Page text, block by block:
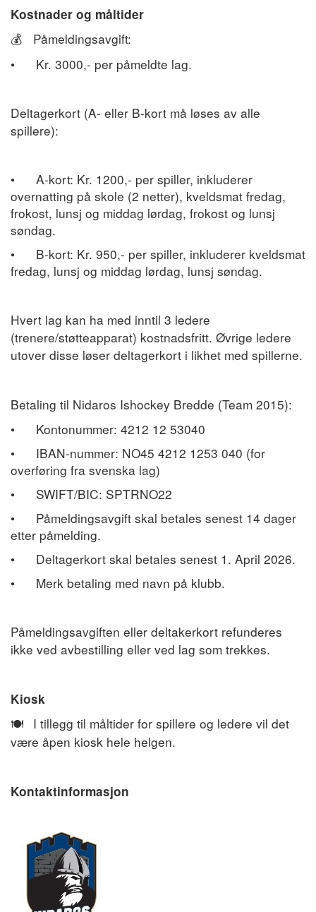
Kostnader og måltider
💰
Påmeldingsavgift:
•
Kr. 3000,- per påmeldte lag.
Deltagerkort (A- eller B-kort må løses av alle
spillere):
•
A-kort: Kr. 1200,- per spiller, inkluderer
overnatting på skole (2 netter), kveldsmat fredag,
frokost, lunsj og middag lørdag, frokost og lunsj
søndag.
•
B-kort: Kr. 950,- per spiller, inkluderer kveldsmat
fredag, lunsj og middag lørdag, lunsj søndag.
Hvert lag kan ha med inntil 3 ledere
(trenere/støtteapparat) kostnadsfritt. Øvrige ledere
utover disse løser deltagerkort i likhet med spillerne.
Betaling til Nidaros Ishockey Bredde (Team 2015):
•
Kontonummer: 4212 12 53040
•
IBAN-nummer: NO45 4212 1253 040 (for
overføring fra svenska lag)
•
SWIFT/BIC: SPTRNO22
•
Påmeldingsavgift skal betales senest 14 dager
etter påmelding.
•
Deltagerkort skal betales senest 1. April 2026.
•
Merk betaling med navn på klubb.
Påmeldingsavgiften eller deltakerkort refunderes
ikke ved avbestilling eller ved lag som trekkes.
Kiosk
🍽️
I tillegg til måltider for spillere og ledere vil det
være åpen kiosk hele helgen.
Kontaktinformasjon